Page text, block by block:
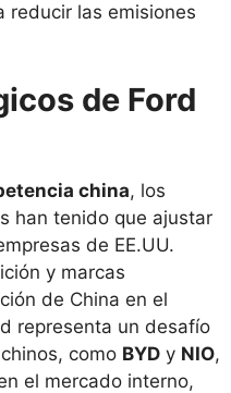
reducir las emisiones
de Ford
china, los
han tenido que ajustar
de EE.UU.
y marcas
de China en el
representa un desafío
como BYD y NIO,
el mercado interno,